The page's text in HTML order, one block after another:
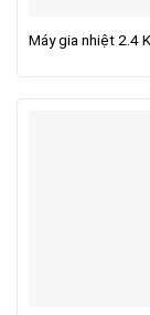
Máy gia nhiệt 2.4